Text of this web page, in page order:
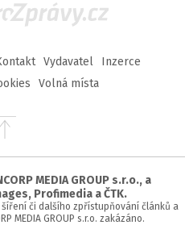
Vydavatel
Inzerce
Volná místa
MEDIA GROUP s.r.o., a
Profimedia a ČTK.
či dalšího zpřístupňování článků a
MEDIA GROUP s.r.o. zakázáno.